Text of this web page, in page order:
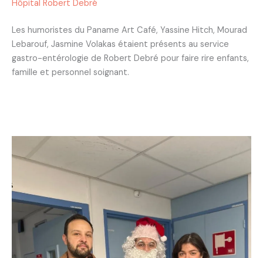
Hôpital Robert Debré
Les humoristes du Paname Art Café, Yassine Hitch, Mourad
Lebarouf, Jasmine Volakas étaient présents au service
gastro-entérologie de Robert Debré pour faire rire enfants,
famille et personnel soignant.